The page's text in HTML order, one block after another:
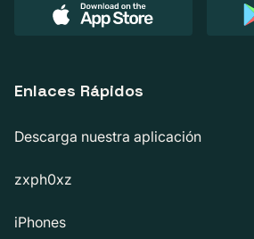
Enlaces Rápidos
Descarga nuestra aplicación
zxph0xz
iPhones